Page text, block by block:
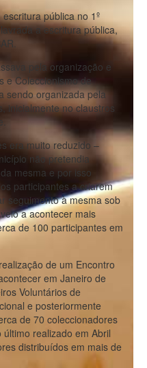
pública no 1º
a escritura pública,
pela organização e
e Coleccionismo de
sendo organizada pela
inicialmente no claustros
era muito reduzido –
não pretendia
mesma e por isso
participantes a criarem
seguimento à mesma sob
a acontecer mais
de 100 participantes em
de um Encontro
em Janeiro de
Voluntários de
e posteriormente
de 70 coleccionadores
realizado em Abril
distribuídos em mais de